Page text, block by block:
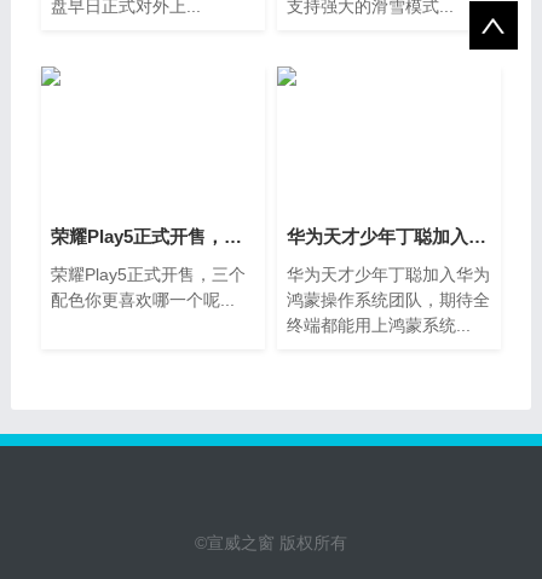
盘早日正式对外上...
支持强大的滑雪模式...
荣耀Play5正式开售，三个配色你更喜欢哪
荣耀Play5正式开售，三个
配色你更喜欢哪一个呢...
华为天才少年丁聪加入华为鸿蒙操作系统
华为天才少年丁聪加入华为
鸿蒙操作系统团队，期待全
终端都能用上鸿蒙系统...
©宣威之窗 版权所有